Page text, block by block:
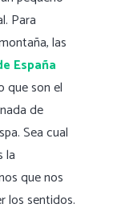
Para
las
España
que son el
de
Sea cual
la
que nos
los sentidos.